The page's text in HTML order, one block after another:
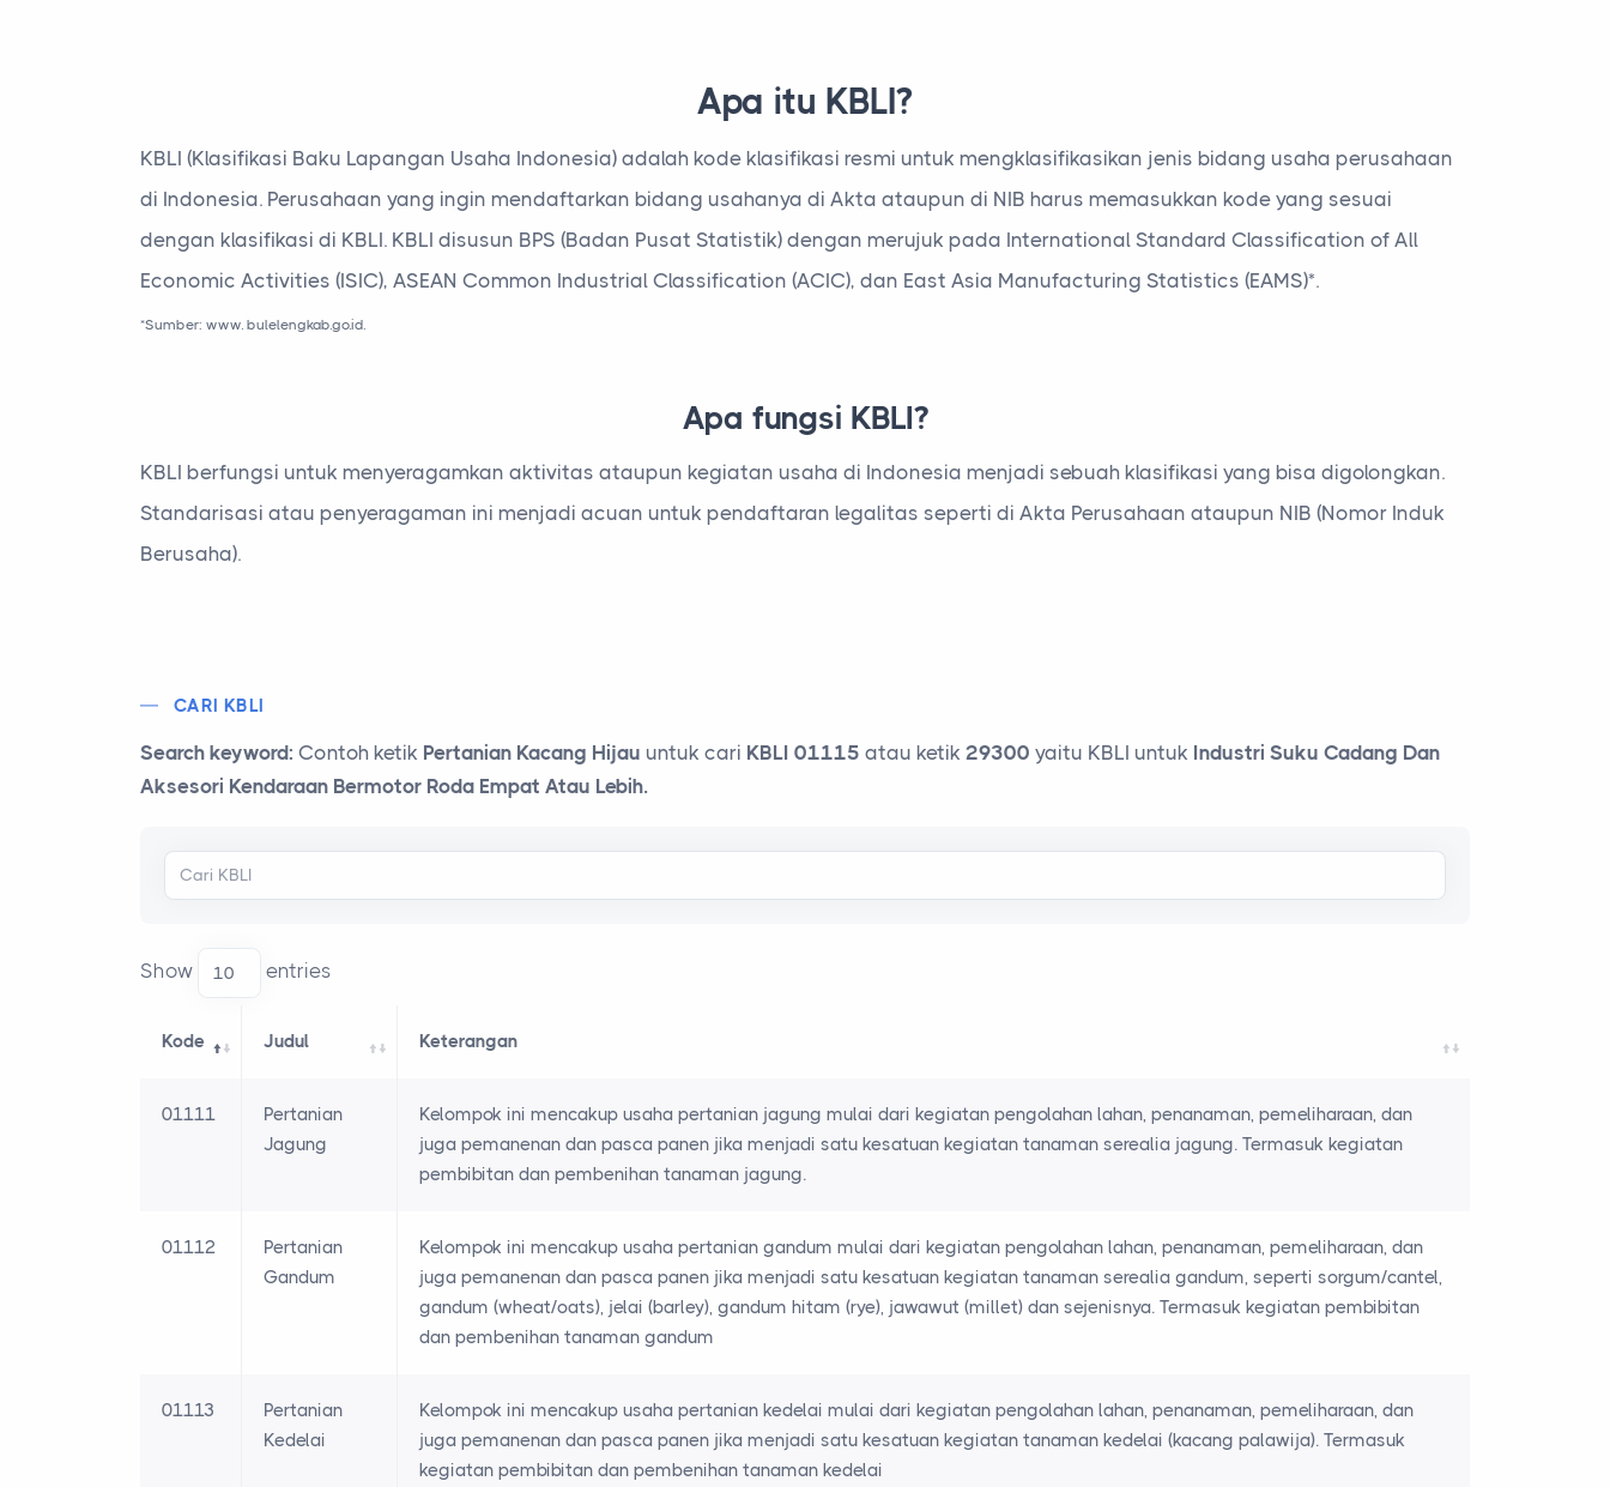
Apa itu KBLI?
KBLI (Klasifikasi Baku Lapangan Usaha Indonesia) adalah kode klasifikasi resmi untuk mengklasifikasikan jenis bidang usaha perusahaan
di Indonesia. Perusahaan yang ingin mendaftarkan bidang usahanya di Akta ataupun di NIB harus memasukkan kode yang sesuai
dengan klasifikasi di KBLI. KBLI disusun BPS (Badan Pusat Statistik) dengan merujuk pada International Standard Classification of All
Economic Activities (ISIC), ASEAN Common Industrial Classification (ACIC), dan East Asia Manufacturing Statistics (EAMS)*.
*Sumber: www. bulelengkab.go.id.
Apa fungsi KBLI?
KBLI berfungsi untuk menyeragamkan aktivitas ataupun kegiatan usaha di Indonesia menjadi sebuah klasifikasi yang bisa digolongkan.
Standarisasi atau penyeragaman ini menjadi acuan untuk pendaftaran legalitas seperti di Akta Perusahaan ataupun NIB (Nomor Induk
Berusaha).
CARI KBLI
Search keyword: Contoh ketik Pertanian Kacang Hijau untuk cari KBLI 01115 atau ketik 29300 yaitu KBLI untuk Industri Suku Cadang Dan
Aksesori Kendaraan Bermotor Roda Empat Atau Lebih.
Show entries
Kode Judul Keterangan
01111
Pertanian
Jagung
Kelompok ini mencakup usaha pertanian jagung mulai dari kegiatan pengolahan lahan, penanaman, pemeliharaan, dan
juga pemanenan dan pasca panen jika menjadi satu kesatuan kegiatan tanaman serealia jagung. Termasuk kegiatan
pembibitan dan pembenihan tanaman jagung.
01112
Pertanian
Gandum
Kelompok ini mencakup usaha pertanian gandum mulai dari kegiatan pengolahan lahan, penanaman, pemeliharaan, dan
juga pemanenan dan pasca panen jika menjadi satu kesatuan kegiatan tanaman serealia gandum, seperti sorgum/cantel,
gandum (wheat/oats), jelai (barley), gandum hitam (rye), jawawut (millet) dan sejenisnya. Termasuk kegiatan pembibitan
dan pembenihan tanaman gandum
01113
Pertanian
Kedelai
Kelompok ini mencakup usaha pertanian kedelai mulai dari kegiatan pengolahan lahan, penanaman, pemeliharaan, dan
juga pemanenan dan pasca panen jika menjadi satu kesatuan kegiatan tanaman kedelai (kacang palawija). Termasuk
kegiatan pembibitan dan pembenihan tanaman kedelai